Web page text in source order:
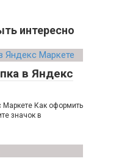
интересно
в Яндекс
Маркете Как оформить
значок в